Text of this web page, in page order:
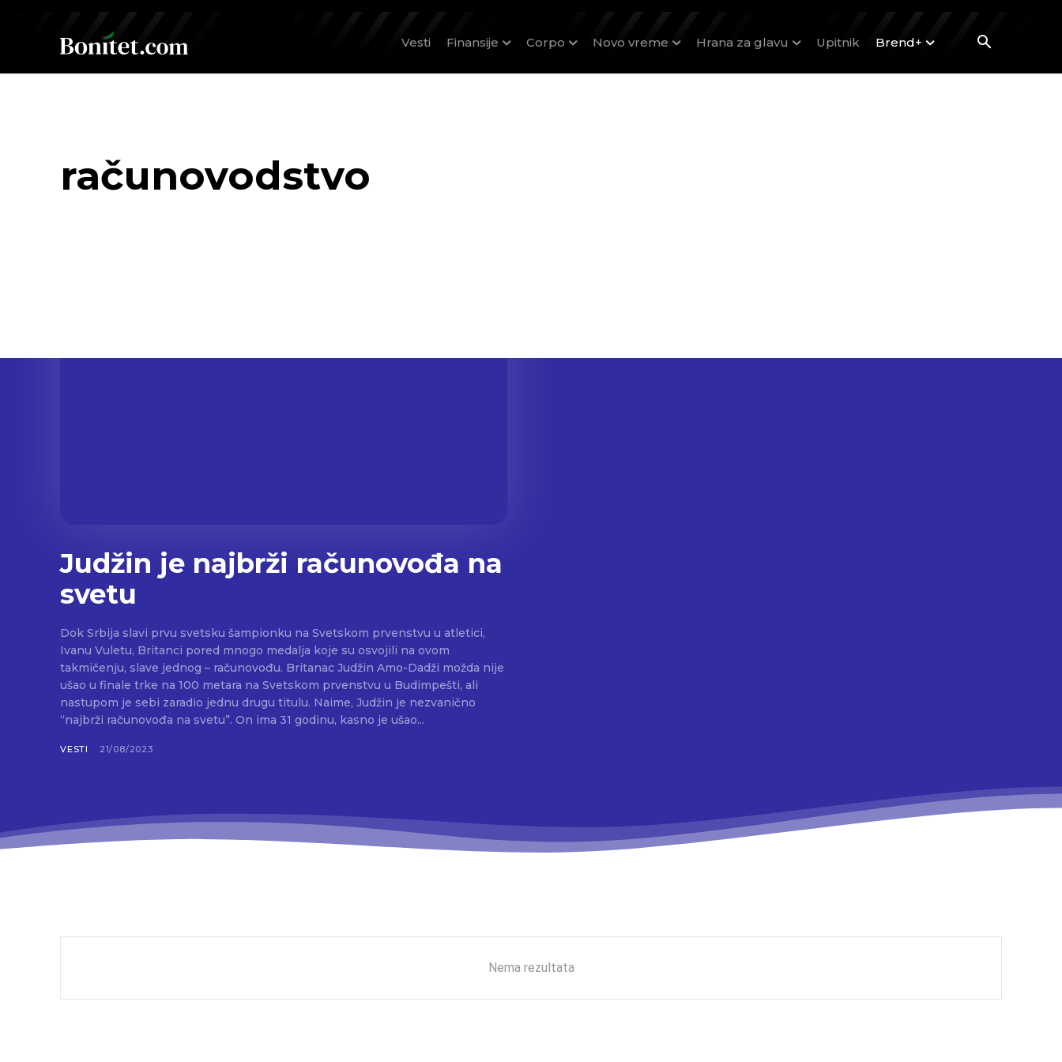
Vesti Finansije Corpo Novo vreme Hrana za glavu Upitnik Brend+
računovodstvo
Judžin je najbrži računovođa na
svetu
Dok Srbija slavi prvu svetsku šampionku na Svetskom prvenstvu u atletici,
Ivanu Vuletu, Britanci pored mnogo medalja koje su osvojili na ovom
takmičenju, slave jednog – računovođu. Britanac Judžin Amo-Dadži možda nije
ušao u finale trke na 100 metara na Svetskom prvenstvu u Budimpešti, ali
nastupom je sebi zaradio jednu drugu titulu. Naime, Judžin je nezvanično
“najbrži računovođa na svetu”. On ima 31 godinu, kasno je ušao...
VESTI 21/08/2023
Nema rezultata